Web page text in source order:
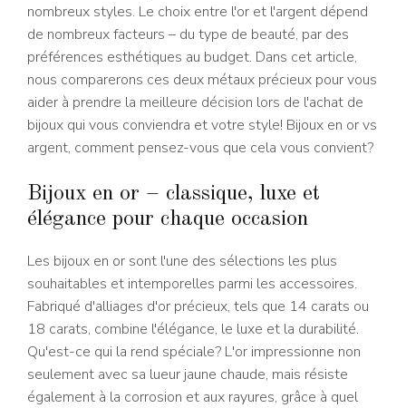
nombreux styles. Le choix entre l'or et l'argent dépend
de nombreux facteurs – du type de beauté, par des
préférences esthétiques au budget. Dans cet article,
nous comparerons ces deux métaux précieux pour vous
aider à prendre la meilleure décision lors de l'achat de
bijoux qui vous conviendra et votre style! Bijoux en or vs
argent, comment pensez-vous que cela vous convient?
Bijoux en or – classique, luxe et
élégance pour chaque occasion
Les bijoux en or sont l'une des sélections les plus
souhaitables et intemporelles parmi les accessoires.
Fabriqué d'alliages d'or précieux, tels que 14 carats ou
18 carats, combine l'élégance, le luxe et la durabilité.
Qu'est-ce qui la rend spéciale? L'or impressionne non
seulement avec sa lueur jaune chaude, mais résiste
également à la corrosion et aux rayures, grâce à quel